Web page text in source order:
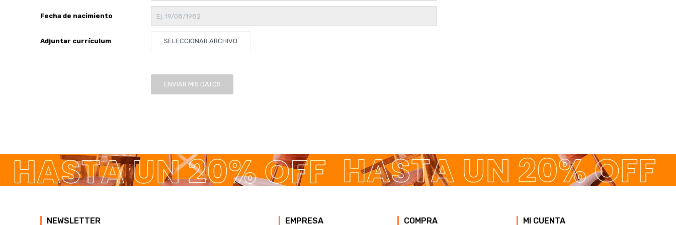
Fecha de nacimiento
Adjuntar currículum SELECCIONAR ARCHIVO
ENVIAR MIS DATOS
EMPRESA COMPRA MI CUENTA
NEWSLETTER